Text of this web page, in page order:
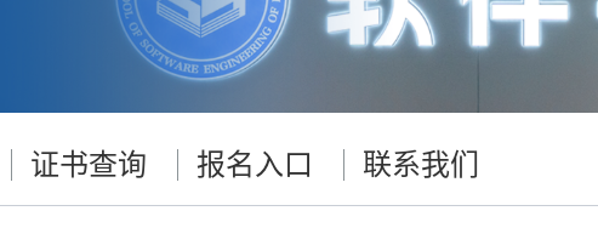
证书查询 报名入口 联系我们